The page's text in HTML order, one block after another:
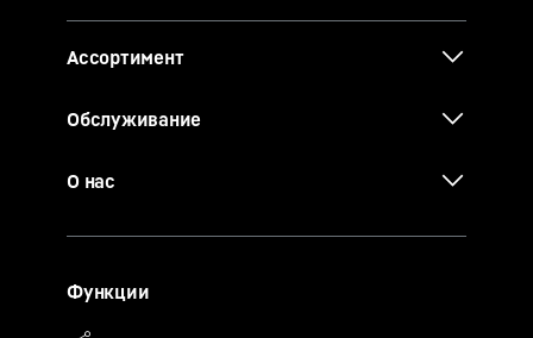
Ассортимент
Обслуживание
О нас
Функции